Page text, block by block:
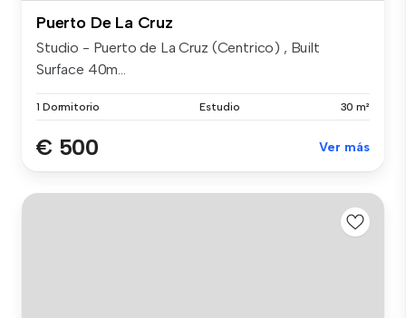
Puerto De La Cruz
Studio - Puerto de La Cruz (Centrico) , Built
Surface 40m...
1 Dormitorio Estudio 30 m²
€ 500 Ver más